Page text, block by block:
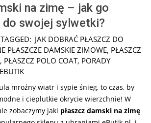
na zimę – jak go
do swojej sylwetki?
TAGGED: JAK DOBRAĆ PŁASZCZ DO
PŁASZCZE DAMSKIE ZIMOWE, PŁASZCZ
, PŁASZCZ POLO COAT, PORADY
mroźny wiatr i sypie śnieg, to czas, by
i cieplutkie okrycie wierzchnie! W
zobaczymy jaki płaszcz damski na zimę